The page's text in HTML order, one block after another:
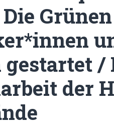
/
der